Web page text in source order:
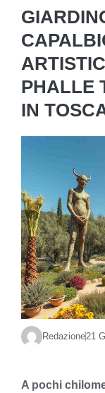
PHALLE
IN
Redazione21
A pochi